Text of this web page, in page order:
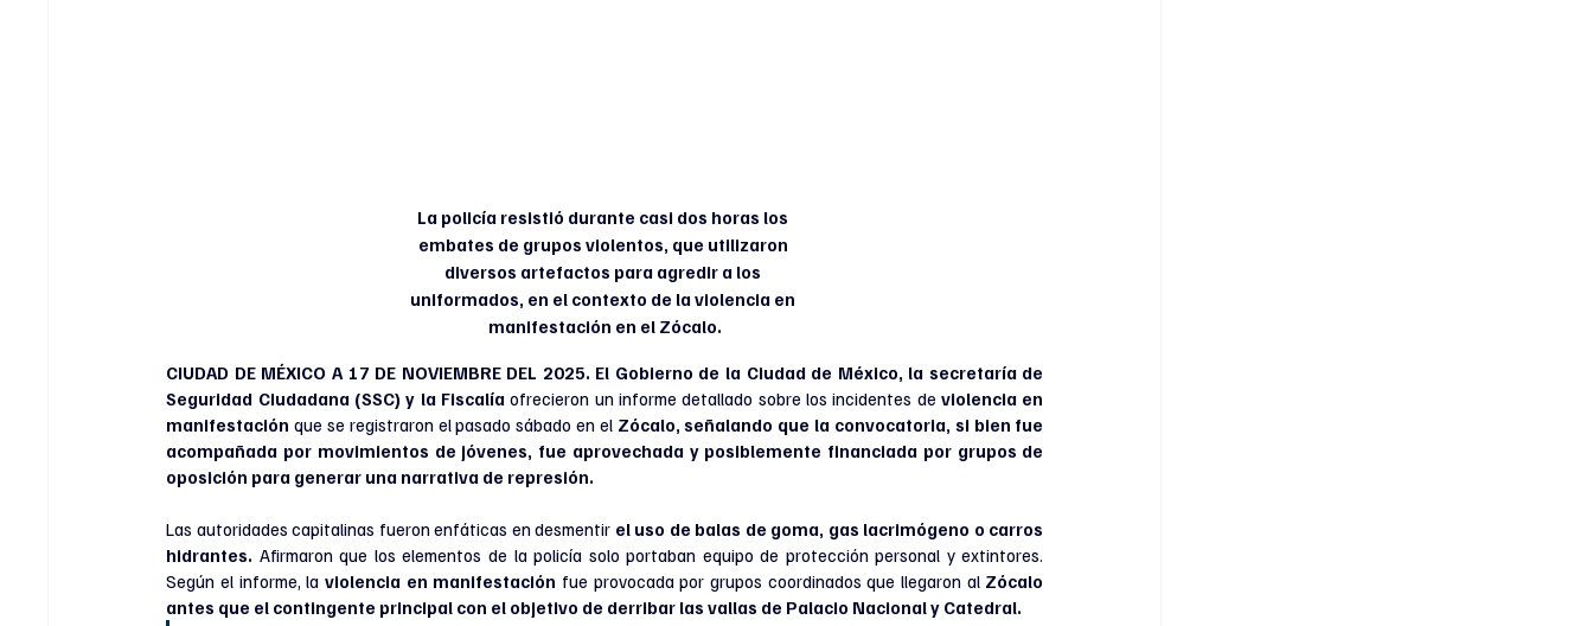
La policía resistió durante casi dos horas los
embates de grupos violentos, que utilizaron
diversos artefactos para agredir a los
uniformados, en el contexto de la violencia en
manifestación en el Zócalo.
CIUDAD DE MÉXICO A 17 DE NOVIEMBRE DEL 2025. El Gobierno de la Ciudad de México, la secretaría de
Seguridad Ciudadana (SSC) y la Fiscalía ofrecieron un informe detallado sobre los incidentes de violencia en
manifestación que se registraron el pasado sábado en el Zócalo, señalando que la convocatoria, si bien fue
acompañada por movimientos de jóvenes, fue aprovechada y posiblemente financiada por grupos de
oposición para generar una narrativa de represión.
Las autoridades capitalinas fueron enfáticas en desmentir el uso de balas de goma, gas lacrimógeno o carros
hidrantes. Afirmaron que los elementos de la policía solo portaban equipo de protección personal y extintores.
Según el informe, la violencia en manifestación fue provocada por grupos coordinados que llegaron al Zócalo
antes que el contingente principal con el objetivo de derribar las vallas de Palacio Nacional y Catedral.